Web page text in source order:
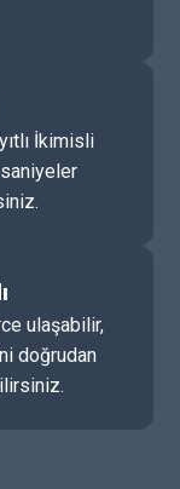
İkimisli
ulaşabilir,
doğrudan